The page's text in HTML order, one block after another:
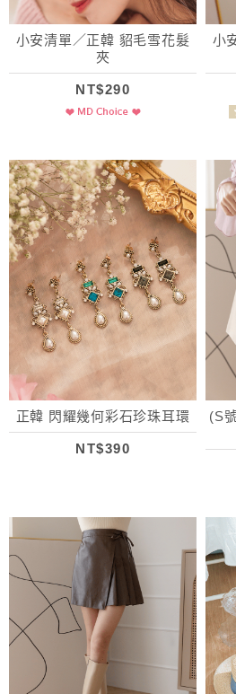
小安清單／正韓 貂毛雪花髮
夾
NT$290
小
正韓 閃耀幾何彩石珍珠耳環
NT$390
(S